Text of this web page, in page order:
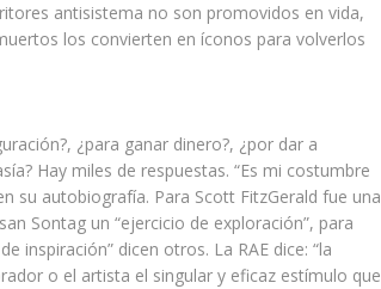
antisistema no son promovidos en vida,
los convierten en íconos para volverlos
¿para ganar dinero?, ¿por dar a
Hay miles de respuestas. “Es mi costumbre
su autobiografía. Para Scott FitzGerald fue una
Sontag un “ejercicio de exploración”, para
inspiración” dicen otros. La RAE dice: “la
o el artista el singular y eficaz estímulo que